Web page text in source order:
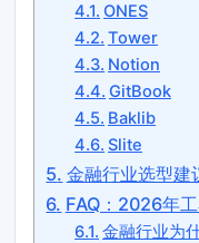
ONES
Tower
Notion
GitBook
Baklib
Slite
金融行业选型
FAQ：2026年
金融行业为